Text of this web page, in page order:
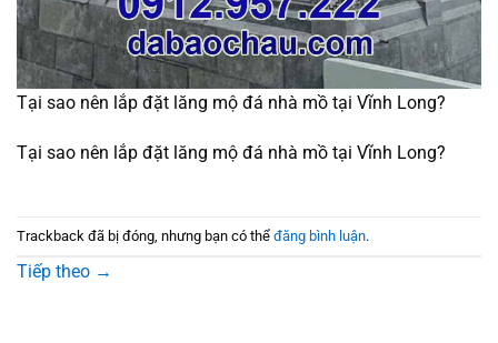
Tại sao nên lắp đặt lăng mộ đá nhà mồ tại Vĩnh Long?
Tại sao nên lắp đặt lăng mộ đá nhà mồ tại Vĩnh Long?
Trackback đã bị đóng, nhưng bạn có thể đăng bình luận.
Tiếp theo →